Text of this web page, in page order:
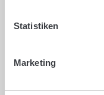
Statistiken
Marketing
Für Biogas als